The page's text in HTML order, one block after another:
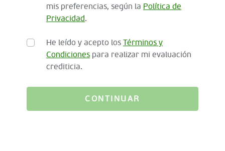
mis preferencias, según la Política de
Privacidad.
He leído y acepto los Términos y
Condiciones para realizar mi evaluación
crediticia.
CONTINUAR